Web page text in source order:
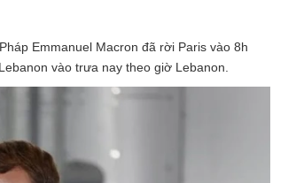
Emmanuel Macron đã rời Paris vào 8h
vào trưa nay theo giờ Lebanon.